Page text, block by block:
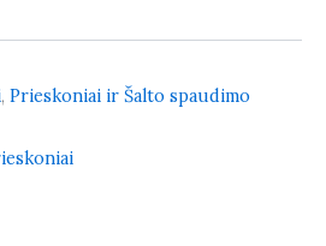
, Prieskoniai ir Šalto spaudimo